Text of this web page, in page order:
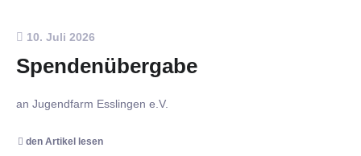
10. Juli 2026
Spendenübergabe
an Jugendfarm Esslingen e.V.
den Artikel lesen